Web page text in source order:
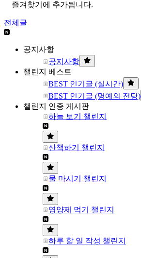
즐겨찾기에 추가됩니다.
전체글
공지사항
공지사항
챌린지 베스트
BEST 인기글 (실시간)
BEST 인기글 (명예의 전당)
챌린지 인증 게시판
하늘 보기 챌린지
산책하기 챌린지
물 마시기 챌린지
영양제 먹기 챌린지
하루 할 일 작성 챌린지